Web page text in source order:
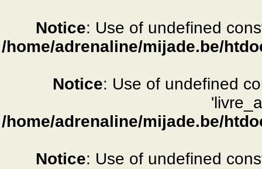
Notice: Use of undefined
/home/adrenaline/mijade.be/
Notice: Use of undefined
/home/adrenaline/mijade.be/
Notice: Use of undefined